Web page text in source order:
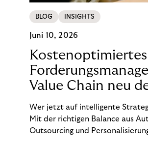
BLOG INSIGHTS
Juni 10, 2026
Kostenoptimiertes
Value Chain neu
Wer jetzt auf intelligente
Mit der richtigen Balance aus
Outsourcing und